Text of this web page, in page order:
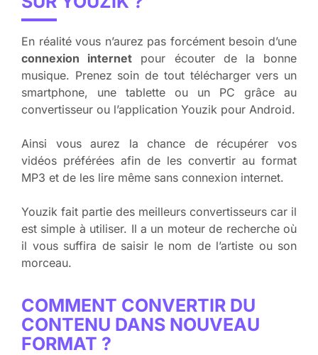
En réalité vous n’aurez pas forcément besoin d’une
connexion internet pour écouter de la bonne
musique. Prenez soin de tout télécharger vers un
smartphone, une tablette ou un PC grâce au
convertisseur ou l’application Youzik pour Android.
Ainsi vous aurez la chance de récupérer vos
vidéos préférées afin de les convertir au format
MP3 et de les lire même sans connexion internet.
Youzik fait partie des meilleurs convertisseurs car il
est simple à utiliser. Il a un moteur de recherche où
il vous suffira de saisir le nom de l’artiste ou son
morceau.
COMMENT CONVERTIR DU
CONTENU DANS NOUVEAU
FORMAT ?